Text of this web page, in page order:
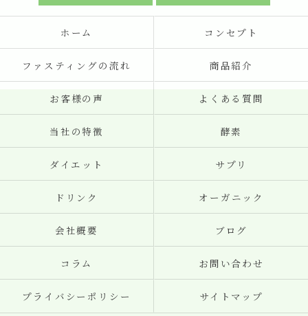
ホーム コンセプト
ファスティングの流れ 商品紹介
お客様の声 よくある質問
当社の特徴 酵素
ダイエット サプリ
ドリンク オーガニック
会社概要 ブログ
コラム お問い合わせ
プライバシーポリシー サイトマップ